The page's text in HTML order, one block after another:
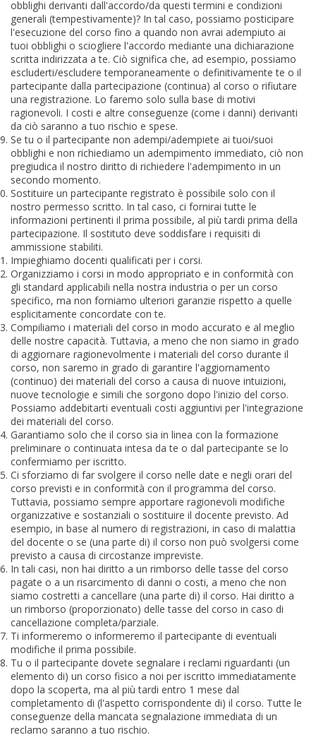
obblighi derivanti dall'accordo/da questi termini e condizioni
generali (tempestivamente)? In tal caso, possiamo posticipare
l'esecuzione del corso fino a quando non avrai adempiuto ai
tuoi obblighi o sciogliere l'accordo mediante una dichiarazione
scritta indirizzata a te. Ciò significa che, ad esempio, possiamo
escluderti/escludere temporaneamente o definitivamente te o il
partecipante dalla partecipazione (continua) al corso o rifiutare
una registrazione. Lo faremo solo sulla base di motivi
ragionevoli. I costi e altre conseguenze (come i danni) derivanti
da ciò saranno a tuo rischio e spese.
Se tu o il partecipante non adempi/adempiete ai tuoi/suoi
obblighi e non richiediamo un adempimento immediato, ciò non
pregiudica il nostro diritto di richiedere l'adempimento in un
secondo momento.
Sostituire un partecipante registrato è possibile solo con il
nostro permesso scritto. In tal caso, ci fornirai tutte le
informazioni pertinenti il prima possibile, al più tardi prima della
partecipazione. Il sostituto deve soddisfare i requisiti di
ammissione stabiliti.
Impieghiamo docenti qualificati per i corsi.
Organizziamo i corsi in modo appropriato e in conformità con
gli standard applicabili nella nostra industria o per un corso
specifico, ma non forniamo ulteriori garanzie rispetto a quelle
esplicitamente concordate con te.
Compiliamo i materiali del corso in modo accurato e al meglio
delle nostre capacità. Tuttavia, a meno che non siamo in grado
di aggiornare ragionevolmente i materiali del corso durante il
corso, non saremo in grado di garantire l'aggiornamento
(continuo) dei materiali del corso a causa di nuove intuizioni,
nuove tecnologie e simili che sorgono dopo l'inizio del corso.
Possiamo addebitarti eventuali costi aggiuntivi per l'integrazione
dei materiali del corso.
Garantiamo solo che il corso sia in linea con la formazione
preliminare o continuata intesa da te o dal partecipante se lo
confermiamo per iscritto.
Ci sforziamo di far svolgere il corso nelle date e negli orari del
corso previsti e in conformità con il programma del corso.
Tuttavia, possiamo sempre apportare ragionevoli modifiche
organizzative e sostanziali o sostituire il docente previsto. Ad
esempio, in base al numero di registrazioni, in caso di malattia
del docente o se (una parte di) il corso non può svolgersi come
previsto a causa di circostanze impreviste.
In tali casi, non hai diritto a un rimborso delle tasse del corso
pagate o a un risarcimento di danni o costi, a meno che non
siamo costretti a cancellare (una parte di) il corso. Hai diritto a
un rimborso (proporzionato) delle tasse del corso in caso di
cancellazione completa/parziale.
Ti informeremo o informeremo il partecipante di eventuali
modifiche il prima possibile.
Tu o il partecipante dovete segnalare i reclami riguardanti (un
elemento di) un corso fisico a noi per iscritto immediatamente
dopo la scoperta, ma al più tardi entro 1 mese dal
completamento di (l'aspetto corrispondente di) il corso. Tutte le
conseguenze della mancata segnalazione immediata di un
reclamo saranno a tuo rischio.